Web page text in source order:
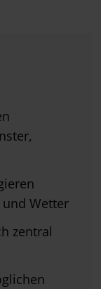
Wetter
zentral